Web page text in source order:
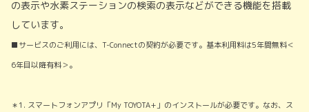
の表示や水素ステーションの検索の表示などができる機能を搭載
しています。
■サービスのご利用には、T-Connectの契約が必要です。基本利用料は5年間無料＜
6年目以降有料＞。
＊1. スマートフォンアプリ「My TOYOTA+」のインストールが必要です。なお、ス